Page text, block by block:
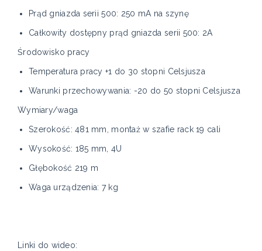
Prąd gniazda serii 500: 250 mA na szynę
Całkowity dostępny prąd gniazda serii 500: 2A
Środowisko pracy
Temperatura pracy +1 do 30 stopni Celsjusza
Warunki przechowywania: -20 do 50 stopni Celsjusza
Wymiary/waga
Szerokość: 481 mm, montaż w szafie rack 19 cali
Wysokość: 185 mm, 4U
Głębokość 219 m
Waga urządzenia: 7 kg
Linki do wideo: